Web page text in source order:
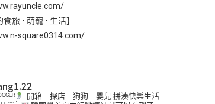
食旅 • 萌寵 • 生活】
square0314.com/
開箱┆探店┆狗狗┆嬰兒 拼湊快樂生活